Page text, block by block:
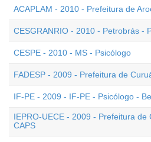
ACAPLAM - 2010 - Prefeitura de
CESGRANRIO - 2010 - Petrobrás -
CESPE - 2010 - MS - Psicólogo
FADESP - 2009 - Prefeitura de
IF-PE - 2009 - IF-PE - Psicólogo -
IEPRO-UECE - 2009 - Prefeitura de
CAPS